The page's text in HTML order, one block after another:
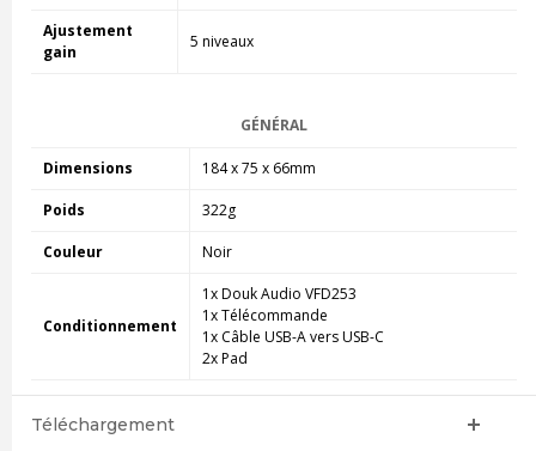
Ajustement
gain
5 niveaux
GÉNÉRAL
Dimensions 184 x 75 x 66mm
Poids 322g
Couleur Noir
Conditionnement
1x Douk Audio VFD253
1x Télécommande
1x Câble USB-A vers USB-C
2x Pad
Téléchargement